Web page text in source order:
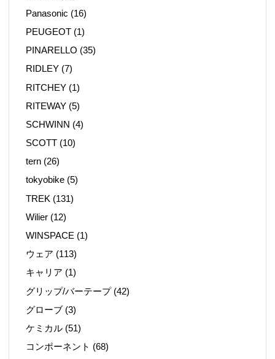
Panasonic (16)
PEUGEOT (1)
PINARELLO (35)
RIDLEY (7)
RITCHEY (1)
RITEWAY (5)
SCHWINN (4)
SCOTT (10)
tern (26)
tokyobike (5)
TREK (131)
Wilier (12)
WINSPACE (1)
ウェア (113)
キャリア (1)
グリップ/バーテープ(42)
グローブ (3)
ケミカル (51)
コンポーネント (68)